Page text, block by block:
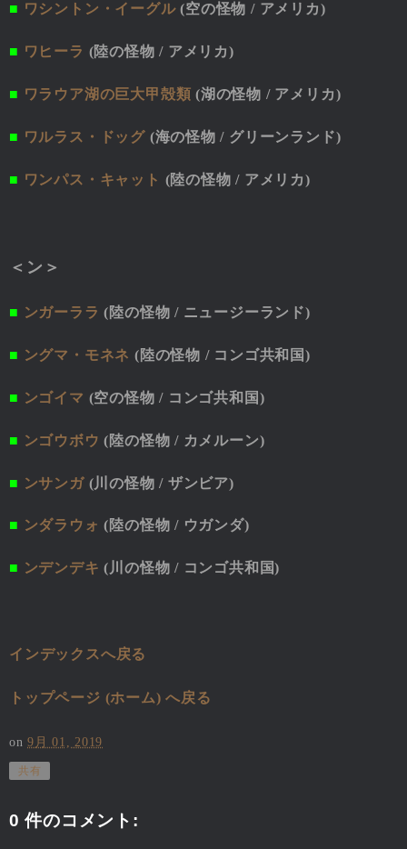
■ ワシントン・イーグル (空の怪物 / アメリカ)
■ ワヒーラ (陸の怪物 / アメリカ)
■ ワラウア湖の巨大甲殻類 (湖の怪物 / アメリカ)
■ ワルラス・ドッグ(海の怪物 / グリーンランド)
■ ワンパス・キャット (陸の怪物 / アメリカ)
＜ン＞
■ ンガーララ (陸の怪物 / ニュージーランド)
■ ングマ・モネネ (陸の怪物 / コンゴ共和国)
■ ンゴイマ (空の怪物 / コンゴ共和国)
■ ンゴウボウ (陸の怪物 / カメルーン)
■ ンサンガ(川の怪物 / ザンビア)
■ ンダラウォ (陸の怪物 / ウガンダ)
■ ンデンデキ (川の怪物 / コンゴ共和国)
インデックスへ戻る
トップページ (ホーム) へ戻る
on9月 01, 2019
共有
0 件のコメント: